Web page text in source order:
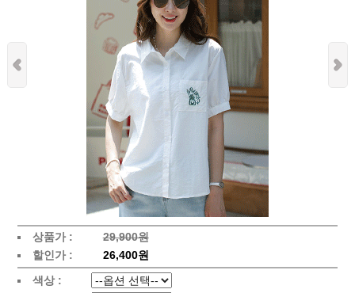
상품가 :
29,900원
할인가 :
26,400원
색상 :